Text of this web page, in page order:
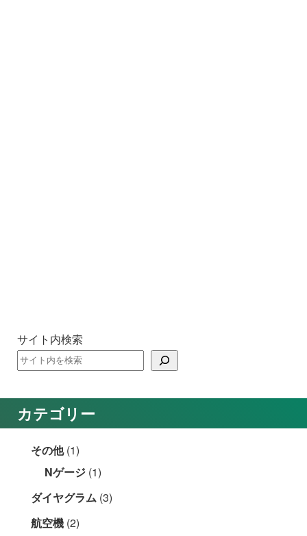
サイト内検索
カテゴリー
その他(1)
Nゲージ (1)
ダイヤグラム (3)
航空機 (2)